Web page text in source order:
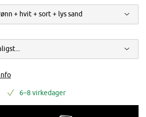
+ hvit + sort + lys sand
6–8 virkedager